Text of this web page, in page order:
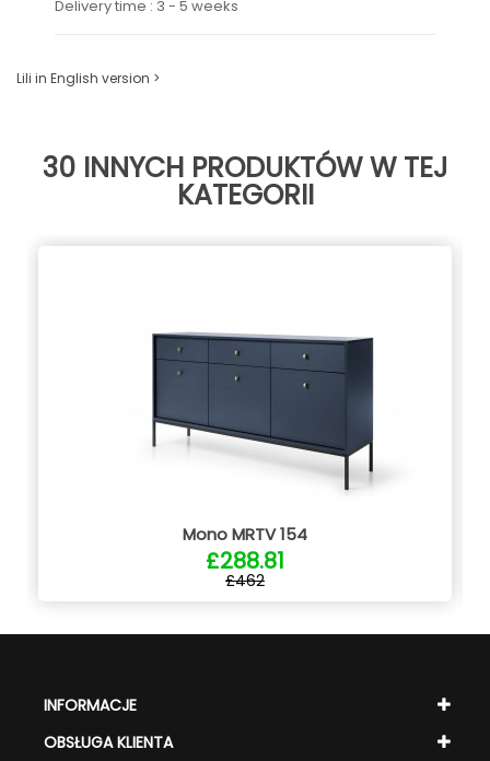
Delivery time : 3 - 5 weeks
Lili in English version >
30 INNYCH PRODUKTÓW W TEJ
KATEGORII
Mono MRTV 154
£288.81
£462
INFORMACJE
OBSŁUGA KLIENTA